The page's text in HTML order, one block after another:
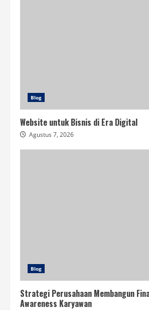
Blog
Website untuk Bisnis di Era Digital
Agustus 7, 2026
Blog
Strategi Perusahaan Membangun
Awareness Karyawan